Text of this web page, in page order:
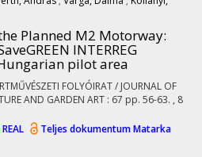
Planned M2 Motorway:
INTERREG
pilot area
FOLYÓIRAT / JOURNAL OF
AND GARDEN ART : 67 pp. 56-63. , 8
REAL Teljes dokumentumMatarka